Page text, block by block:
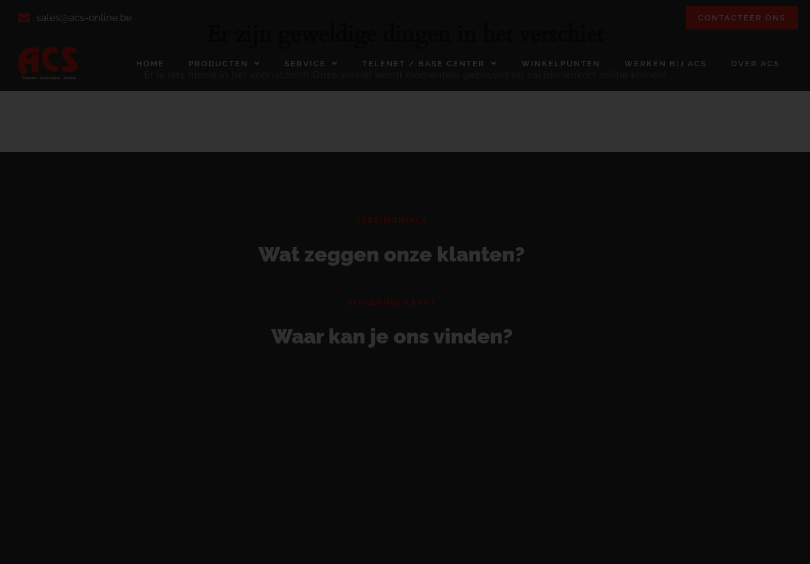
sales@acs-online.be CONTACTEER ONS
HOME PRODUCTEN SERVICE TELENET / BASE CENTER WINKELPUNTEN WERKEN BIJ ACS OVER ACS
TESTIMONIALS
Wat zeggen onze klanten?
SITUERING KAART
Waar kan je ons vinden?